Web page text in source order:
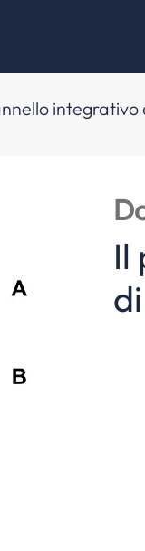
integrativo
Il